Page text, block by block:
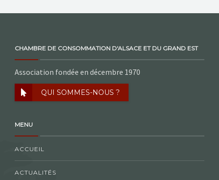
CHAMBRE DE CONSOMMATION D'ALSACE ET DU GRAND EST
Association fondée en décembre 1970
QUI SOMMES-NOUS ?
MENU
ACCUEIL
ACTUALITÉS